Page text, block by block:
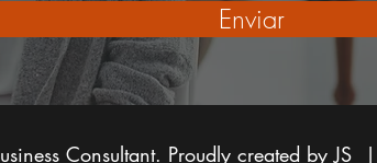
Enviar
Consultant. Proudly created by JS |